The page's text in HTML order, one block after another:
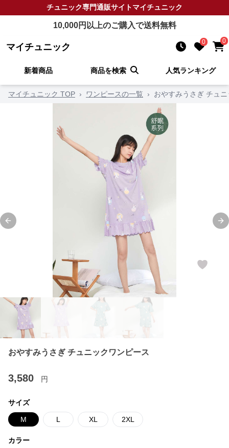
チュニック専門通販サイトマイチュニック
10,000円以上のご購入で送料無料
マイチュニック 0 0
新着商品 商品を検索 人気ランキング
マイチュニック TOP › ワンピースの一覧 › おやすみうさぎ チュ
Previous slide
おやすみうさぎ チュニックワンピース
3,580 円
サイズ
M L XL 2XL
カラー